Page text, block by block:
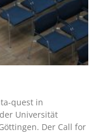
quest in
Universität
Der Call for